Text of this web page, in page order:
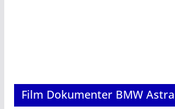
Film Dokumenter BMW Astra